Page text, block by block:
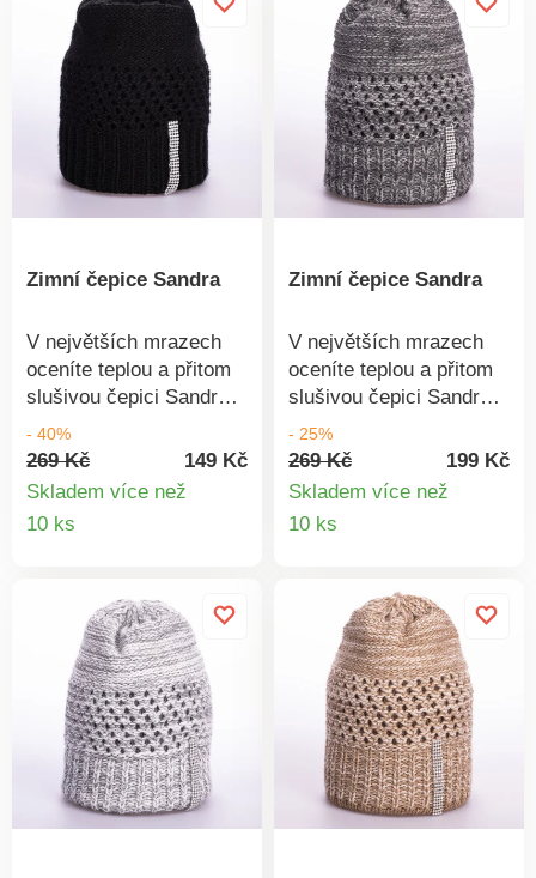
Zimní čepice Sandra
V největších mrazech
oceníte teplou a přitom
slušivou čepici Sandra s
ozdobou ze třpytivých
kamínků. Materiál:
100% akryl.
- 40%
269 Kč
149 Kč
Skladem více než
10 ks
Zimní čepice Sandra
V největších mrazech
oceníte teplou a přitom
slušivou čepici Sandra s
ozdobou ze třpytivých
kamínků. Materiál:
100% akryl.
- 25%
269 Kč
199 Kč
Skladem více než
10 ks